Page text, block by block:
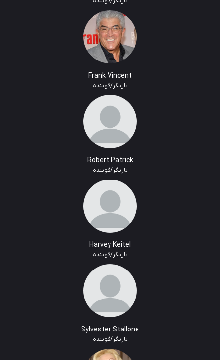
Frank Vincent
بازیگر/گوینده
Robert Patrick
بازیگر/گوینده
Harvey Keitel
بازیگر/گوینده
Sylvester Stallone
بازیگر/گوینده